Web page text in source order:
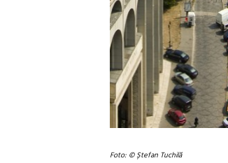
Foto: © Ștefan Tuchilă